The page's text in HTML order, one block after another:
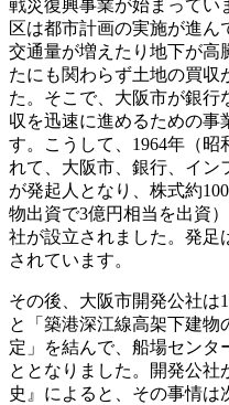
戦災復興事業が始まってい
区は都市計画の実施が進
交通量が増えたり地下が高
たにも関わらず土地の買収
た。そこで、大阪市が銀行
収を迅速に進めるための事
す。こうして、1964年（昭
れて、大阪市、銀行、イン
が発起人となり、株式約
物出資で3億円相当を出資
社が設立されました。発足
されています。
その後、大阪市開発公社は
と「築港深江線高架下建物
定」を結んで、船場センタ
ととなりました。開発公社
史』によると、その事情は